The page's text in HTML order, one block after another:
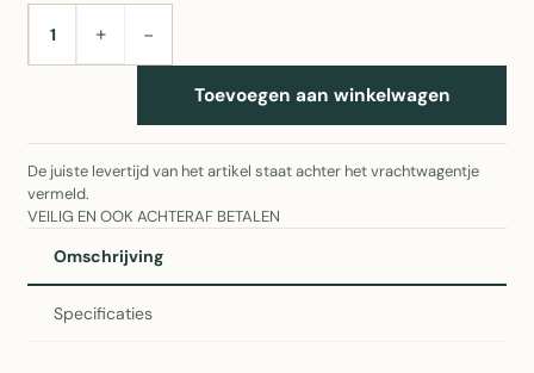
AANTAL+ −
Toevoegen aan winkelwagen
De juiste levertijd van het artikel staat achter het vrachtwagentje
vermeld.
VEILIG EN OOK ACHTERAF BETALEN
Omschrijving
Specificaties